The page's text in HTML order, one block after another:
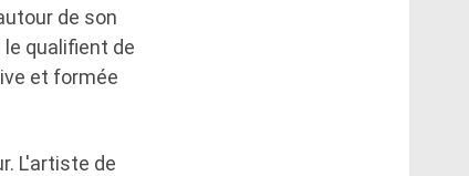
de son
qualifient de
et formée
L'artiste de